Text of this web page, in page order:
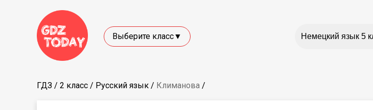
Выберите класс▼
ГДЗ / 2 класс / Русский язык / Климанова /